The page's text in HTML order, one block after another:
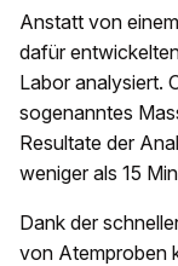
Anstatt von
dafür
Labor analysiert.
sogenanntes
Resultate der
weniger als 15
Dank der
von Atemproben